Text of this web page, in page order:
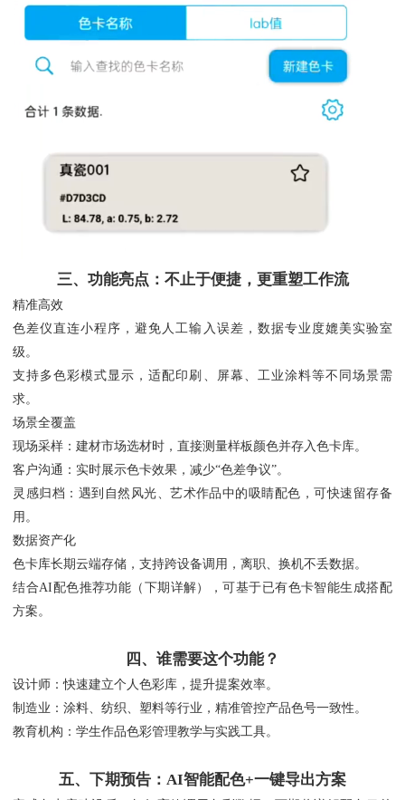
三、功能亮点：不止于便捷，更重塑工作流
精准高效
色差仪直连小程序，避免人工输入误差，数据专业度媲美实验室
级。
支持多色彩模式显示，适配印刷、屏幕、工业涂料等不同场景需
求。
场景全覆盖
现场采样：建材市场选材时，直接测量样板颜色并存入色卡库。
客户沟通：实时展示色卡效果，减少“色差争议”。
灵感归档：遇到自然风光、艺术作品中的吸睛配色，可快速留存备
用。
数据资产化
色卡库长期云端存储，支持跨设备调用，离职、换机不丢数据。
结合AI配色推荐功能（下期详解），可基于已有色卡智能生成搭配
方案。
四、谁需要这个功能？
设计师：快速建立个人色彩库，提升提案效率。
制造业：涂料、纺织、塑料等行业，精准管控产品色号一致性。
教育机构：学生作品色彩管理教学与实践工具。
五、下期预告：AI智能配色+一键导出方案